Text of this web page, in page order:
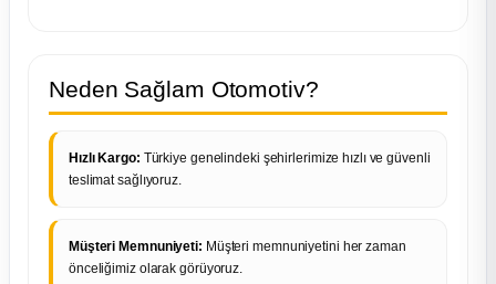
Neden Sağlam Otomotiv?
Hızlı Kargo: Türkiye genelindeki şehirlerimize hızlı ve güvenli
teslimat sağlıyoruz.
Müşteri Memnuniyeti: Müşteri memnuniyetini her zaman
önceliğimiz olarak görüyoruz.